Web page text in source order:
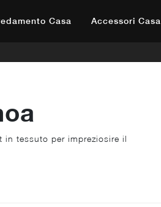
Casa Accessori Casa
in tessuto per impreziosire il